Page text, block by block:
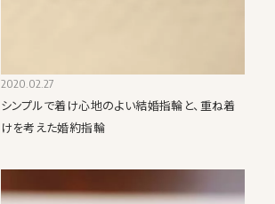
2020.02.27
シンプルで着け心地のよい結婚指輪と、重ね着
けを考えた婚約指輪